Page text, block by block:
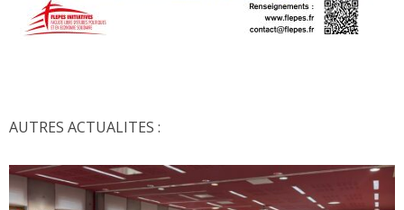
AUTRES ACTUALITES :